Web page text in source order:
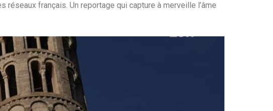
réseaux français. Un reportage qui capture à merveille l’âme